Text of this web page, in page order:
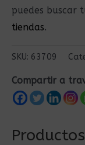
puedes buscar
tiendas.
SKU: 63709
Compartir a